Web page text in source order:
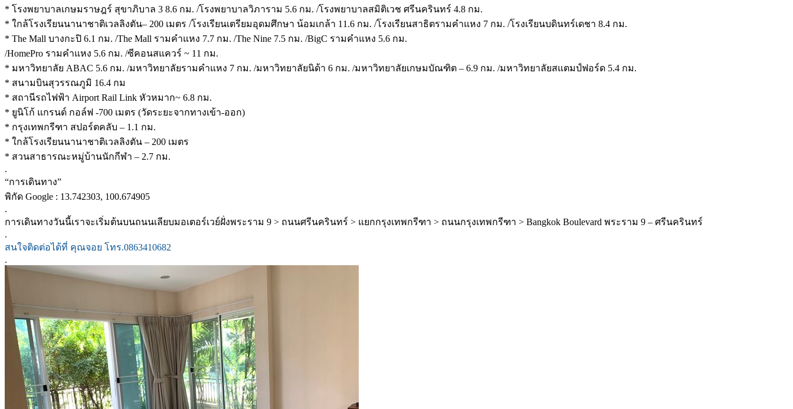
* โรงพยาบาลเกษมราษฎร์ สุขาภิบาล 3 8.6 กม. /โรงพยาบาลวิภาราม 5.6 กม. /โรงพยาบาลสมิติเวช ศรีนครินทร์ 4.8 กม.
* ใกล้โรงเรียนนานาชาติเวลลิงตัน– 200 เมตร /โรงเรียนเตรียมอุดมศึกษา น้อมเกล้า 11.6 กม. /โรงเรียนสาธิตรามคำแหง 7 กม. /โรงเรียนบดินทร์เดชา 8.4 กม.
* The Mall บางกะปิ 6.1 กม. /The Mall รามคำแหง 7.7 กม. /The Nine 7.5 กม. /BigC รามคำแหง 5.6 กม.
/HomePro รามคำแหง 5.6 กม. /ซีคอนสแควร์ ~ 11 กม.
* มหาวิทยาลัย ABAC 5.6 กม. /มหาวิทยาลัยรามคำแหง 7 กม. /มหาวิทยาลัยนิด้า 6 กม. /มหาวิทยาลัยเกษมบัณฑิต – 6.9 กม. /มหาวิทยาลัยสแตมป์ฟอร์ด 5.4 กม.
* สนามบินสุวรรณภูมิ 16.4 กม
* สถานีรถไฟฟ้า Airport Rail Link หัวหมาก~ 6.8 กม.
* ยูนิโก้ แกรนด์ กอล์ฟ -700 เมตร (วัดระยะจากทางเข้า-ออก)
* กรุงเทพกรีฑา สปอร์ตคลับ – 1.1 กม.
* ใกล้โรงเรียนนานาชาติเวลลิงตัน – 200 เมตร
* สวนสาธารณะหมู่บ้านนักกีฬา – 2.7 กม.
.
“การเดินทาง”
พิกัด Google : 13.742303, 100.674905
.
การเดินทางวันนี้เราจะเริ่มต้นบนถนนเลียบมอเตอร์เวย์ฝั่งพระราม 9 > ถนนศรีนครินทร์ > แยกกรุงเทพกรีฑา > ถนนกรุงเทพกรีฑา > Bangkok Boulevard พระราม 9 – ศรีนครินทร์
.
สนใจติดต่อได้ที่ คุณจอย โทร.0863410682
.